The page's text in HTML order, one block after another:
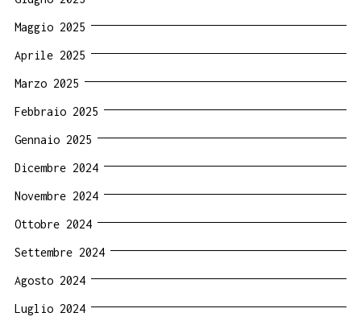
Maggio 2025
Aprile 2025
Marzo 2025
Febbraio 2025
Gennaio 2025
Dicembre 2024
Novembre 2024
Ottobre 2024
Settembre 2024
Agosto 2024
Luglio 2024